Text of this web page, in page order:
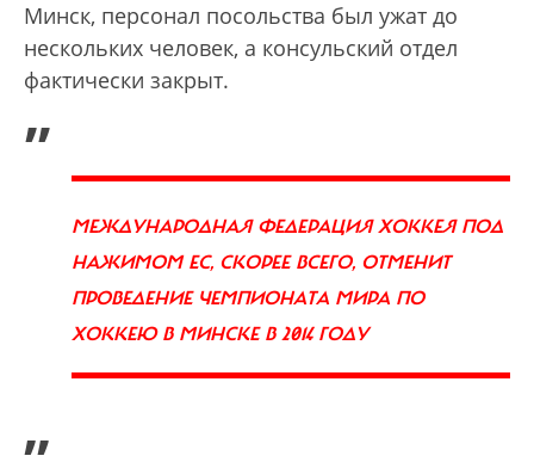
Минск, персонал посольства был ужат до
нескольких человек, а консульский отдел
фактически закрыт.
„
МЕЖДУНАРОДНАЯ ФЕДЕРАЦИЯ ХОККЕЯ ПОД
НАЖИМОМ ЕС, СКОРЕЕ ВСЕГО, ОТМЕНИТ
ПРОВЕДЕНИЕ ЧЕМПИОНАТА МИРА ПО
ХОККЕЮ В МИНСКЕ В 2014 ГОДУ